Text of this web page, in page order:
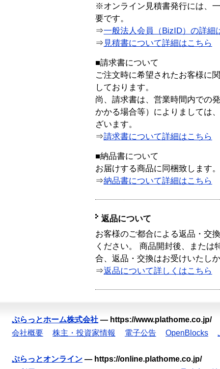
※オンライン見積書発行には、
要です。
⇒一般法人会員（BizID）の詳細
⇒ 見積書について詳細はこちら
■請求書について
ご注文時に希望されたお客様に
しております。
尚、請求書は、営業時間内での
かかる場合等）によりましては
ざいます。
⇒請求書について詳細はこちら
■納品書について
お届けする商品に同梱致します。
⇒納品書について詳細はこちら
返品について
お客様のご都合による返品・交
ください。 商品開封後、または
合、返品・交換はお受けいたし
⇒返品について詳しくはこちら
ぷらっとホーム株式会社 — https://www.plathome.co.jp/
会社概要
株主・投資家情報 電子公告 OpenBlocks
ぷらっとオンライン — https://online.plathome.co.jp/